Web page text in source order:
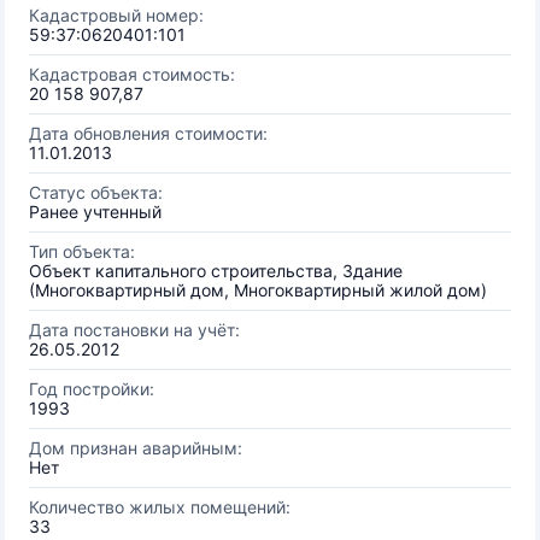
Кадастровый номер:
59:37:0620401:101
Кадастровая стоимость:
20 158 907,87
Дата обновления стоимости:
11.01.2013
Статус объекта:
Ранее учтенный
Тип объекта:
Объект капитального строительства, Здание
(Многоквартирный дом, Многоквартирный жилой дом)
Дата постановки на учёт:
26.05.2012
Год постройки:
1993
Дом признан аварийным:
Нет
Количество жилых помещений:
33